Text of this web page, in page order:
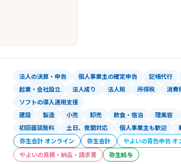
法人の決算・申告 個人事業主の確定申告 記帳代行
起業・会社設立
法人成り 法人税 所得税 消費
ソフトの導入運用支援
建設 製造 小売 卸売 飲食・宿泊 理美容
初回面談無料 土日、夜間対応 個人事業主も歓迎
弥生会計 オンライン 弥生会計 やよいの青色申告 オ
やよいの見積・納品・請求書
弥生給与